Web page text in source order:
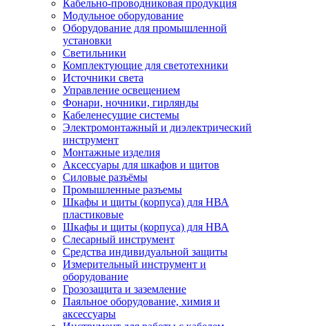
Кабельно-проводниковая продукция
Модульное оборудование
Оборудование для промышленной
установки
Светильники
Комплектующие для светотехники
Источники света
Управление освещением
Фонари, ночники, гирлянды
Кабеленесущие системы
Электромонтажный и диэлектрический
инструмент
Монтажные изделия
Аксессуары для шкафов и щитов
Силовые разъёмы
Промышленные разъемы
Шкафы и щиты (корпуса) для НВА
пластиковые
Шкафы и щиты (корпуса) для НВА
Слесарный инструмент
Средства индивидуальной защиты
Измерительный инструмент и
оборудование
Грозозащита и заземление
Паяльное оборудование, химия и
аксессуары